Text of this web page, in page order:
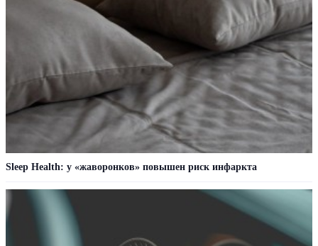
Sleep Health: у «жаворонков» повышен риск инфаркта